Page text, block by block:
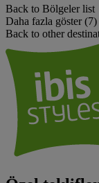
Back to Bölgeler list
Daha fazla göster (7)
Back to other